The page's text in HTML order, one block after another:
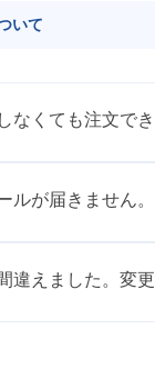
いて
なくても注文で
ルが届きません。
違えました。変